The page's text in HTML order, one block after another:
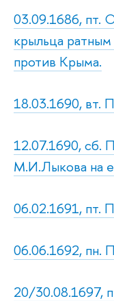
03.09.1686, пт.
крыльца
против Крыма.
18.03.1690, вт.
12.07.1690, сб.
М.И.Лыкова на
06.02.1691, пт.
06.06.1692, пн.
20/30.08.1697,